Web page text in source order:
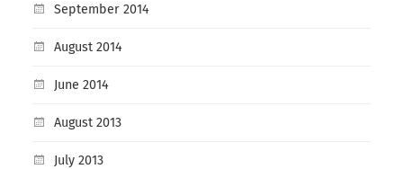
September 2014
August 2014
June 2014
August 2013
July 2013